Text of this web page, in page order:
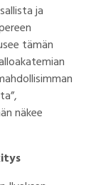
ja
tämän
näkee